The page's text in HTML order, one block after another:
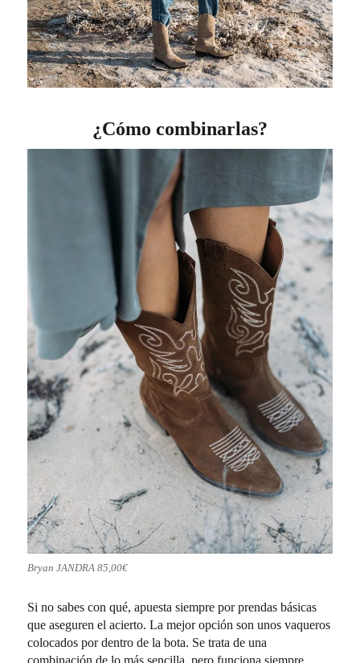
¿Cómo combinarlas?
Bryan JANDRA 85,00€
Si no sabes con qué, apuesta siempre por prendas básicas
que aseguren el acierto. La mejor opción son unos vaqueros
colocados por dentro de la bota. Se trata de una